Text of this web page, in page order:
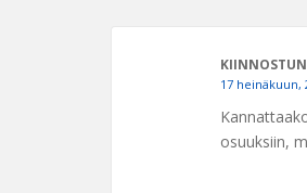
17 heinäkuun,
osuuksiin,